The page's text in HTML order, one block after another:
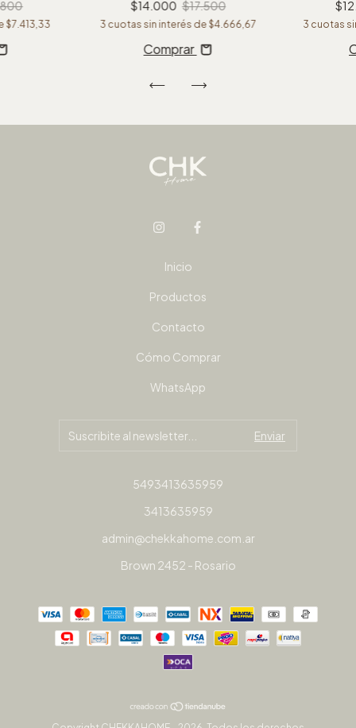
$7.413,33
$14.000 $17.500
3 cuotas sin interés de $4.666,67
Comprar
3 cuotas
Inicio
Productos
Contacto
Cómo Comprar
WhatsApp
5493413635959
3413635959
admin@chekkahome.com.ar
Brown 2452 - Rosario